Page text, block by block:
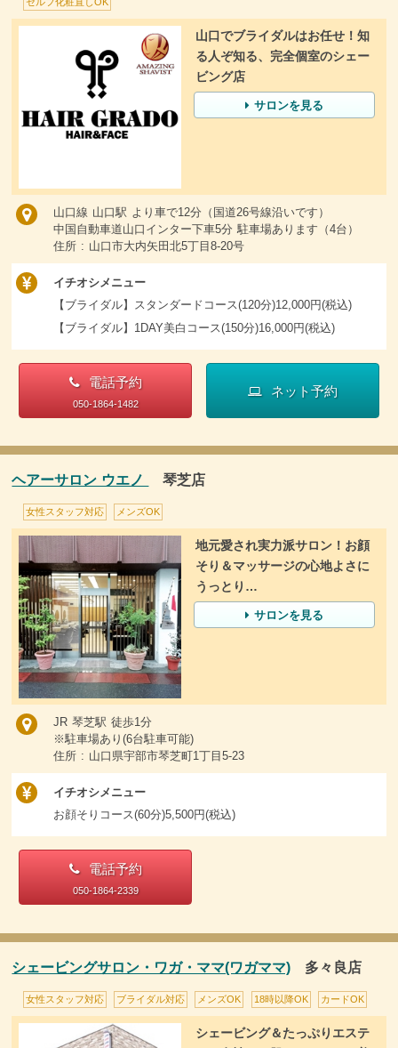
山口でブライダルはお任せ！知
る人ぞ知る、完全個室のシェー
ビング店
サロンを見る
山口線 山口駅 より車で12分（国道26号線沿いです）
中国自動車道山口インター下車5分 駐車場あります（4台）
住所 : 山口市大内矢田北5丁目8-20号
イチオシメニュー
【ブライダル】スタンダードコース(120分)12,000円(税込)
【ブライダル】1DAY美白コース(150分)16,000円(税込)
電話予約
050-1864-1482
ネット予約
ヘアーサロン ウエノ 琴芝店
女性スタッフ対応 メンズOK
地元愛され実力派サロン！お顔
そり＆マッサージの心地よさに
うっとり…
サロンを見る
JR 琴芝駅 徒歩1分
※駐車場あり(6台駐車可能)
住所 : 山口県宇部市琴芝町1丁目5-23
イチオシメニュー
お顔そりコース(60分)5,500円(税込)
電話予約
050-1864-2339
シェービングサロン・ワガ・ママ(ワガママ) 多々良店
女性スタッフ対応 ブライダル対応 メンズOK 18時以降OK カードOK
シェービング＆たっぷりエステ